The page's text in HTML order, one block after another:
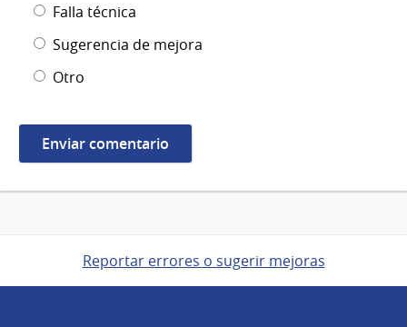
Falla técnica
Sugerencia de mejora
Otro
Reportar errores o sugerir mejoras